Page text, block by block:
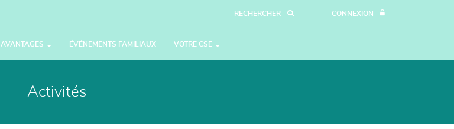
RECHERCHER CONNEXION
AVANTAGES ÉVÉNEMENTS FAMILIAUX VOTRE CSE
Activités